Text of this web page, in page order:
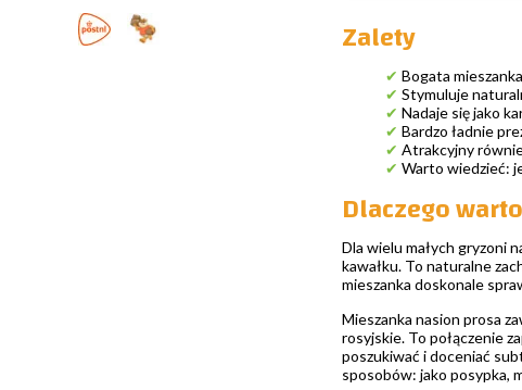
Zalety
✔ Bogata
✔ Stymuluje
✔ Nadaje się jako
✔ Bardzo ładnie
✔ Atrakcyjny
✔ Warto wiedzieć:
Dlaczego
Dla wielu małych gryzoni
kawałku. To naturalne
mieszanka doskonale
Mieszanka nasion prosa
rosyjskie. To połączenie
poszukiwać i doceniać
sposobów: jako posypka,